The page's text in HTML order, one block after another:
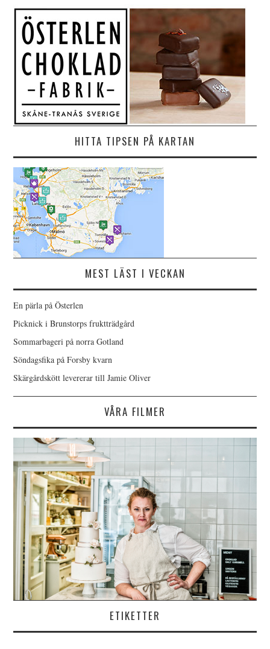
HITTA TIPSEN PÅ KARTAN
MEST LÄST I VECKAN
En pärla på Österlen
Picknick i Brunstorps fruktträdgård
Sommarbageri på norra Gotland
Söndagsfika på Forsby kvarn
Skärgårdskött levererar till Jamie Oliver
VÅRA FILMER
ETIKETTER